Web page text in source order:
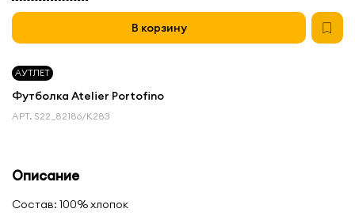
АУТЛЕТ
Футболка Atelier Portofino
АРТ. S22_82186/K283
В корзину
Описание
Состав: 100% хлопок